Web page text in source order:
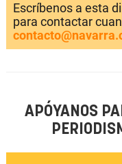
Escríbenos a esta
para contactar
APÓYANOS